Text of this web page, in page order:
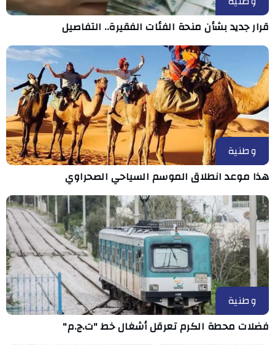
قرار جديد بشأن منحة الفئات الفقيرة.. التفاصيل
وطنية
هذا موعد انطلاق الموسم السياحي الصحراوي
وطنية
فضلات محطة الكرم تعرقل أشغال خط "ت.ج.م"